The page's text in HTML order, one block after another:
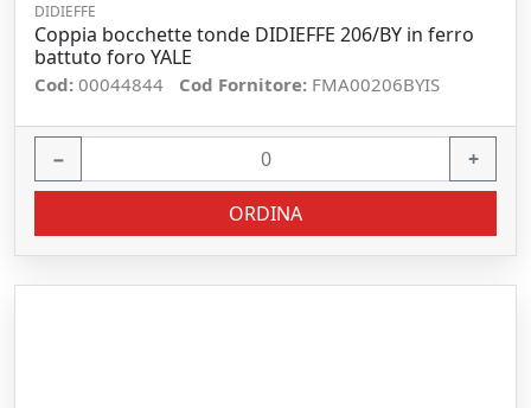
DIDIEFFE
Coppia bocchette tonde DIDIEFFE 206/BY in ferro
battuto foro YALE
Cod: 00044844 Cod Fornitore: FMA00206BYIS
− +
ORDINA